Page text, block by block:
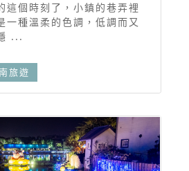
這個時刻了，小鎮的巷弄裡
一種溫柔的色調，低調而又
...
旅遊